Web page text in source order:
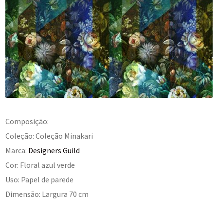
Composição:
Coleção: Coleção Minakari
Marca: Designers Guild
Cor: Floral azul verde
Uso: Papel de parede
Dimensão: Largura 70 cm